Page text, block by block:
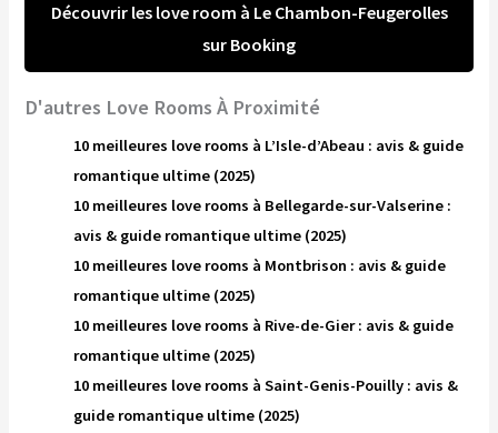
Découvrir les love room à Le Chambon-Feugerolles
sur Booking
D'autres Love Rooms À Proximité
10 meilleures love rooms à L’Isle-d’Abeau : avis & guide
romantique ultime (2025)
10 meilleures love rooms à Bellegarde-sur-Valserine :
avis & guide romantique ultime (2025)
10 meilleures love rooms à Montbrison : avis & guide
romantique ultime (2025)
10 meilleures love rooms à Rive-de-Gier : avis & guide
romantique ultime (2025)
10 meilleures love rooms à Saint-Genis-Pouilly : avis &
guide romantique ultime (2025)